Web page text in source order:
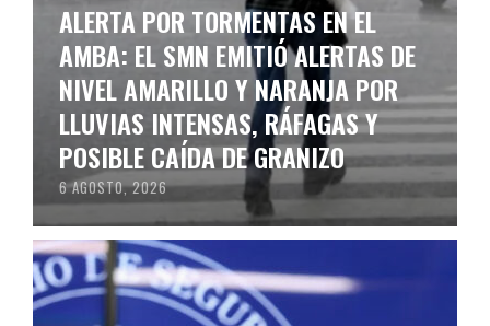
ALERTA POR TORMENTAS EN EL
AMBA: EL SMN EMITIÓ ALERTAS DE
NIVEL AMARILLO Y NARANJA POR
LLUVIAS INTENSAS, RÁFAGAS Y
POSIBLE CAÍDA DE GRANIZO
6 AGOSTO, 2026